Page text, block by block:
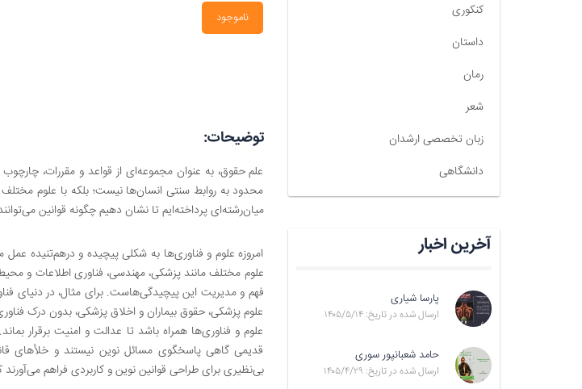
ناموجود
توضیحات:
علم حقوق، به عنوان مجموعه‌ای از قواعد و مقررات،
محدود به روابط سنتی انسان‌ها نیست؛ بلکه با علوم
میان‌رشته‌ای پرداخته‌ایم تا نشان دهیم چگونه قوانین
امروزه علوم و فناوری‌ها به شکلی پیچیده و درهم‌تنیده
علوم مختلف مانند پزشکی، مهندسی، فناوری اطلاعات و
فهم و مدیریت این پیچیدگی‌هاست. برای مثال، در دنیای
علوم پزشکی، حقوق بیماران و اخلاق پزشکی، بدون درک
علوم و فناوری‌ها همراه باشد تا عدالت و امنیت برقرار
قدیمی گاهی پاسخگوی مسائل نوین نیستند و خلأهای
بی‌نظیری برای طراحی قوانین نوین و کاربردی فراهم
کنکوری
داستان
رمان
شعر
زبان تخصصی ارشدان
دانشگاهی
آخرین اخبار
پارسا شیاری
ارسال شده در تاریخ: ۱۴۰۵/۵/۱۴
حامد شعبانپور سوری
ارسال شده در تاریخ: ۱۴۰۵/۴/۲۹